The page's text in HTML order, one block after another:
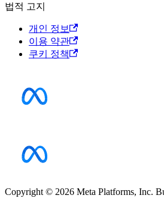
법적 고지
개인 정보
이용 약관
쿠키 정책
Copyright © 2026 Meta Platforms, Inc.